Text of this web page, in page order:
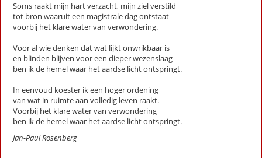
Gedroomde grond (Stadsgedicht 53)
Grafheuvel (Stadsgedicht 14)
Heidestein (Stadsgedicht 47)
Herdenking (stadsgedicht 12)
First Previous Next Last
Soms raakt mijn hart verzacht, mijn ziel verstild
tot bron waaruit een magistrale dag ontstaat
voorbij het klare water van verwondering.
Voor al wie denken dat wat lijkt onwrikbaar is
en blinden blijven voor een dieper wezenslaag
ben ik de hemel waar het aardse licht ontspringt.
In eenvoud koester ik een hoger ordening
van wat in ruimte aan volledig leven raakt.
Voorbij het klare water van verwondering
ben ik de hemel waar het aardse licht ontspringt.
Jan-Paul Rosenberg
Activiteiten
Lezingen door en over schrijvers